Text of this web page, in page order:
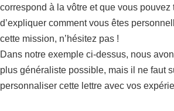
correspond à la vôtre et que vous pouvez
d’expliquer comment vous êtes
cette mission, n’hésitez pas !
Dans notre exemple ci-dessus, nous
plus généraliste possible, mais il ne faut
personnaliser cette lettre avec vos